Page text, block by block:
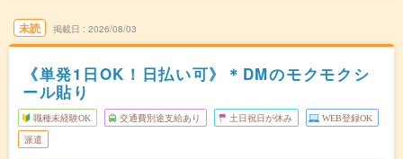
未読 掲載日 2026/08/03
《単発1日OK！日払い可》＊DMのモクモクシ
ール貼り
職種未経験OK 交通費別途支給あり 土日祝日が休み WEB登録OK
派遣